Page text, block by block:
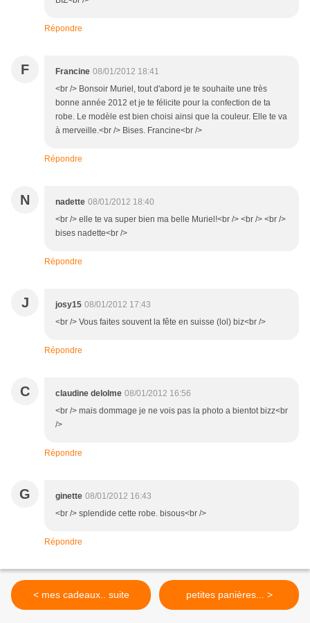
Répondre
F Francine 08/01/2012 18:41
<br /> Bonsoir Muriel, tout d'abord je te souhaite une très
bonne année 2012 et je te félicite pour la confection de ta
robe. Le modèle est bien choisi ainsi que la couleur. Elle te va
à merveille.<br /> Bises. Francine<br />
Répondre
N nadette 08/01/2012 18:40
<br /> elle te va super bien ma belle Muriel!<br /> <br /> <br />
bises nadette<br />
Répondre
J josy15 08/01/2012 17:43
<br /> Vous faites souvent la fête en suisse (lol) biz<br />
Répondre
C claudine delolme 08/01/2012 16:56
<br /> mais dommage je ne vois pas la photo a bientot bizz<br
/>
Répondre
G ginette 08/01/2012 16:43
<br /> splendide cette robe. bisous<br />
Répondre
< mes cadeaux.. suite petites panières... >